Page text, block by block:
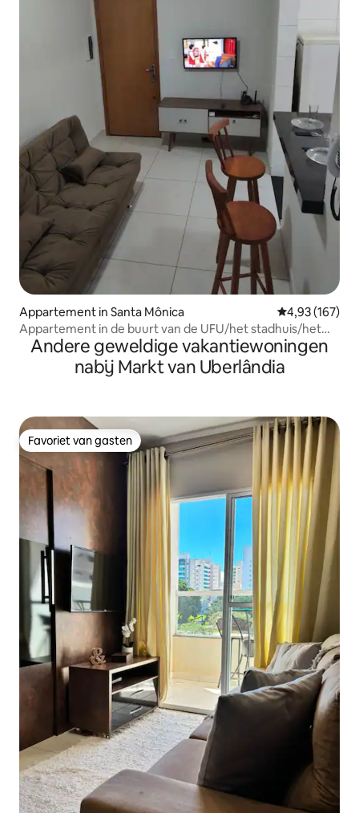
Appartement in Santa Mônica Gemiddelde
4,93 (167)
Appartement in de buurt van de UFU/het stadhuis/het
winkelcentrum
Andere geweldige vakantiewoningen
nabij Markt van Uberlândia
Favoriet van gasten
Favoriet van gasten